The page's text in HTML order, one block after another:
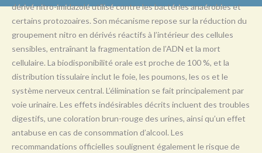
Q
R
S
T
U
W
dérivé nitro-imidazolé utilisé contre les bactéries anaérobies et
certains protozoaires. Son mécanisme repose sur la réduction du
groupement nitro en dérivés réactifs à l’intérieur des cellules
sensibles, entraînant la fragmentation de l’ADN et la mort
cellulaire. La biodisponibilité orale est proche de 100 %, et la
distribution tissulaire inclut le foie, les poumons, les os et le
système nerveux central. L’élimination se fait principalement par
voie urinaire. Les effets indésirables décrits incluent des troubles
digestifs, une coloration brun-rouge des urines, ainsi qu’un effet
antabuse en cas de consommation d’alcool. Les
recommandations officielles soulignent également le risque de